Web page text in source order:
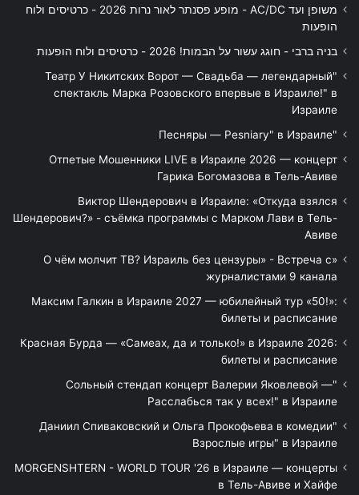
משופן ועד AC/DC - מופע פסנתר לאור נרות 2026 - כרטיסים ולוח
הופעות
בניה ברבי - חוגג עשור על הבמות! 2026 - כרטיסים ולוח הופעות
"Театр У Никитских Ворот — Свадьба — легендарный
спектакль Марка Розовского впервые в Израиле!" в
Израиле
"Песняры — Pesniary" в Израиле
Отпетые Мошенники LIVE в Израиле 2026 — концерт
Гарика Богомазова в Тель-Авиве
Виктор Шендерович в Израиле: «Откуда взялся
Шендерович?» - съёмка программы с Марком Лави в Тель-
Авиве
«О чём молчит ТВ? Израиль без цензуры» - Встреча с
журналистами 9 канала
Максим Галкин в Израиле 2027 — юбилейный тур «50!»:
билеты и расписание
Красная Бурда — «Самеах, да и только!» в Израиле 2026:
билеты и расписание
"Сольный стендап концерт Валерии Яковлевой —
Расслабься так у всех!" в Израиле
"Даниил Спиваковский и Ольга Прокофьева в комедии
Взрослые игры" в Израиле
MORGENSHTERN - WORLD TOUR '26 в Израиле — концерты
в Тель-Авиве и Хайфе